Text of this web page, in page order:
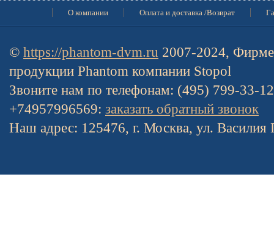
О компании Оплата и доставка /Возврат
© https://phantom-dvm.ru 2007-2024,
продукции Phantom компании Stopol
Звоните нам по телефонам: (495) 799-33-
+74957996569: заказать обратный звонок
Наш адрес: 125476, г. Москва, ул. Василия